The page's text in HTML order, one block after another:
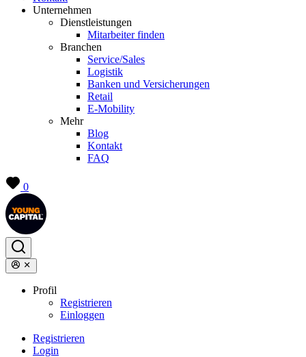
Unternehmen
Dienstleistungen
Mitarbeiter finden
Branchen
Service/Sales
Logistik
Banken und Versicherungen
Retail
E-Mobility
Mehr
Blog
Kontakt
FAQ
0
Profil
Registrieren
Einloggen
Registrieren
Login